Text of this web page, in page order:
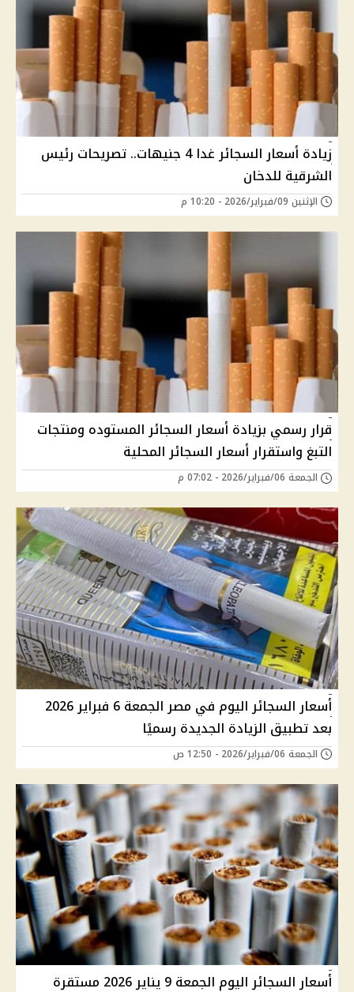
زيادة أسعار السجائر غدا 4 جنيهات.. تصريحات رئيس
الشرقية للدخان
الإثنين 09/فبراير/2026 - 10:20 م
قرار رسمي بزيادة أسعار السجائر المستوده ومنتجات
التبغ واستقرار أسعار السجائر المحلية
الجمعة 06/فبراير/2026 - 07:02 م
أسعار السجائر اليوم في مصر الجمعة 6 فبراير 2026
بعد تطبيق الزيادة الجديدة رسميًا
الجمعة 06/فبراير/2026 - 12:50 ص
أسعار السجائر اليوم الجمعة 9 يناير 2026 مستقرة